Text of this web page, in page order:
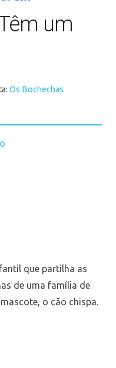
um
Os Bochechas
que partilha as
de uma família de
o cão chispa.